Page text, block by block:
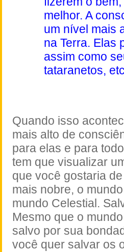
melhor. A
um nível mais
na Terra. Elas
assim como
tataranetos,
Quando isso
mais alto de
para elas e para
tem que visualizar
que você gostaria
mais nobre, o
mundo Celestial.
Mesmo que o
salvo por sua
você quer salvar os